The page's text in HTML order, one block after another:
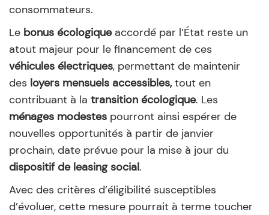
consommateurs.
Le bonus écologiqueaccordé par l’État reste un
atout majeur pour le financement de ces
véhicules électriques, permettant de maintenir
des loyers mensuels accessibles,tout en
contribuant à la transition écologique. Les
ménages modestes pourront ainsi espérer de
nouvelles opportunités à partir de janvier
prochain, date prévue pour la mise à jour du
dispositif de leasing social.
Avec des critères d’éligibilité susceptibles
d’évoluer, cette mesure pourrait à terme toucher